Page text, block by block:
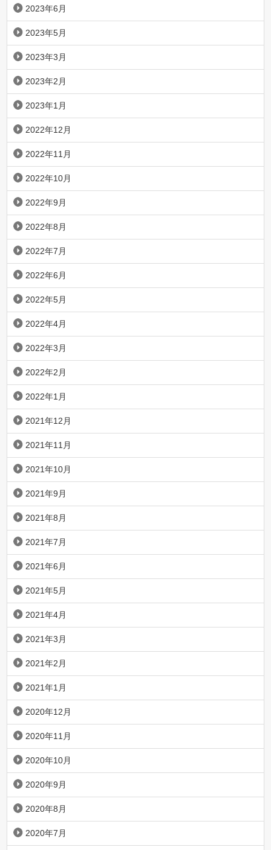
2023年6月
2023年5月
2023年3月
2023年2月
2023年1月
2022年12月
2022年11月
2022年10月
2022年9月
2022年8月
2022年7月
2022年6月
2022年5月
2022年4月
2022年3月
2022年2月
2022年1月
2021年12月
2021年11月
2021年10月
2021年9月
2021年8月
2021年7月
2021年6月
2021年5月
2021年4月
2021年3月
2021年2月
2021年1月
2020年12月
2020年11月
2020年10月
2020年9月
2020年8月
2020年7月